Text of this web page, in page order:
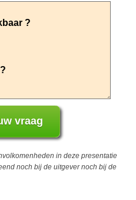
in deze presentatie
noch bij de uitgever noch bij de